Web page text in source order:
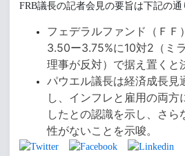
FRB議長の記者会見の要旨は下記の通
フェデラルファンド（ＦＦ
3.50ー3.75%に10対2（ミ
理事が反対）で据え置くと
パウエル議長は経済成長見
し、インフレと雇用の両
したとの認識を示し、さ
性がないことを示唆。